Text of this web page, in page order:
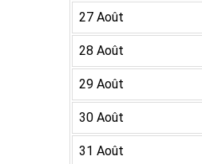
27 Août
28 Août
29 Août
30 Août
31 Août